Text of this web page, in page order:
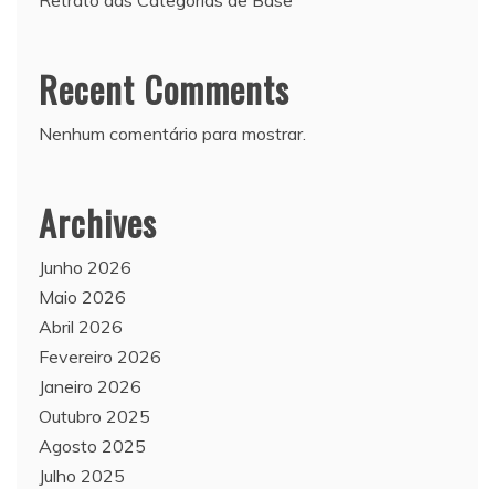
Recent Comments
Nenhum comentário para mostrar.
Archives
Junho 2026
Maio 2026
Abril 2026
Fevereiro 2026
Janeiro 2026
Outubro 2025
Agosto 2025
Julho 2025